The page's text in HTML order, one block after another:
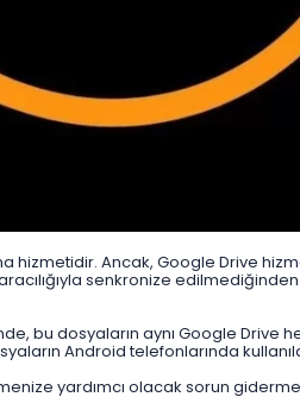
Ancak, Google Drive
senkronize
bu dosyaların aynı Google
Android telefonlarında
yardımcı olacak sorun